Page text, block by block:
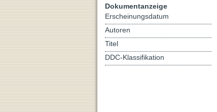
Dokumentanzeige
Erscheinungsdatum
Autoren
Titel
DDC-Klassifikation